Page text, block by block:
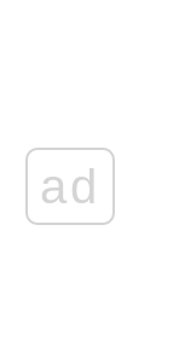
ad